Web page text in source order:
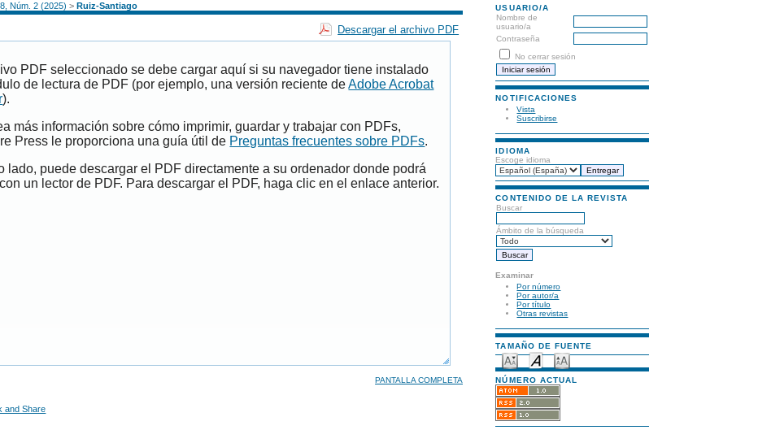
USUARIO/A
Nombre de
usuario/a
Contraseña
No cerrar sesión
NOTIFICACIONES
Vista
Suscribirse
IDIOMA
Escoge idioma
CONTENIDO DE LA REVISTA
Buscar
Ámbito de la búsqueda
Examinar
Por número
Por autor/a
Por título
Otras revistas
TAMAÑO DE FUENTE
NÚMERO ACTUAL
Núm. 2 (2025) >Ruiz-Santiago
Descargar el archivo PDF
PDF seleccionado se debe cargar aquí si su navegador tiene instalado
de lectura de PDF (por ejemplo, una versión reciente deAdobe Acrobat
).
más información sobre cómo imprimir, guardar y trabajar con PDFs,
Press le proporciona una guía útil de Preguntas frecuentes sobre PDFs.
lado, puede descargar el PDF directamente a su ordenador donde podrá
un lector de PDF. Para descargar el PDF, haga clic en el enlace anterior.
PANTALLA COMPLETA